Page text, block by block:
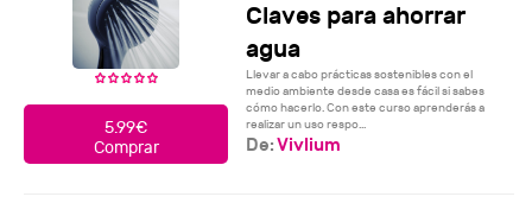
5.99€
Comprar
Claves para ahorrar
agua
Llevar a cabo prácticas sostenibles con el
medio ambiente desde casa es fácil si sabes
cómo hacerlo. Con este curso aprenderás a
realizar un uso respo...
De:Vivlium